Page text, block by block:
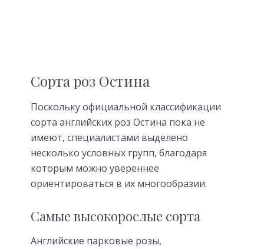
Сорта роз Остина
Поскольку официальной классификации
сорта английских роз Остина пока не
имеют, специалистами выделено
несколько условных групп, благодаря
которым можно увереннее
ориентироваться в их многообразии.
Самые высокорослые сорта
Английские парковые розы,